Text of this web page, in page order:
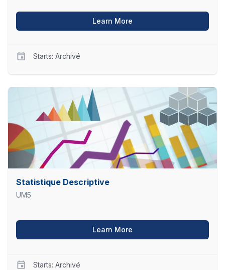
Learn Moreabout Les notions clés
Starts: Archivé
UM5
Starts Archivé
Statistique Descriptive
UM5
Learn Moreabout Statistique
Starts: Archivé